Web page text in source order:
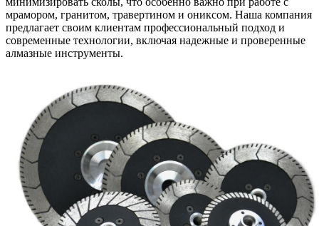
мрамором, гранитом, травертином и ониксом. Наша компания
предлагает своим клиентам профессиональный подход и
современные технологии, включая надежные и проверенные
алмазные инструменты.